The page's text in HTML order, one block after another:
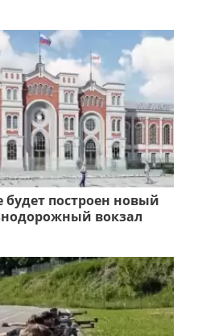
будет построен новый
вокзал